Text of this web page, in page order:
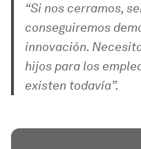
“Si nos cerramos,
conseguiremos
innovación.
hijos para los
existen todavía”.